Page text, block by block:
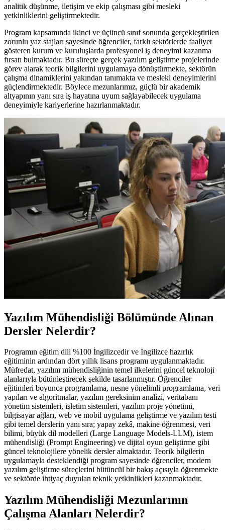
analitik düşünme, iletişim ve ekip çalışması gibi mesleki
yetkinliklerini geliştirmektedir.
Program kapsamında ikinci ve üçüncü sınıf sonunda gerçekleştirilen
zorunlu yaz stajları sayesinde öğrenciler, farklı sektörlerde faaliyet
gösteren kurum ve kuruluşlarda profesyonel iş deneyimi kazanma
fırsatı bulmaktadır. Bu süreçte gerçek yazılım geliştirme projelerinde
görev alarak teorik bilgilerini uygulamaya dönüştürmekte, sektörün
çalışma dinamiklerini yakından tanımakta ve mesleki deneyimlerini
güçlendirmektedir. Böylece mezunlarımız, güçlü bir akademik
altyapının yanı sıra iş hayatına uyum sağlayabilecek uygulama
deneyimiyle kariyerlerine hazırlanmaktadır.
Yazılım Mühendisliği Bölümünde Alınan
Dersler Nelerdir?
Programın eğitim dili %100 İngilizcedir ve İngilizce hazırlık
eğitiminin ardından dört yıllık lisans programı uygulanmaktadır.
Müfredat, yazılım mühendisliğinin temel ilkelerini güncel teknoloji
alanlarıyla bütünleştirecek şekilde tasarlanmıştır. Öğrenciler
eğitimleri boyunca programlama, nesne yönelimli programlama, veri
yapıları ve algoritmalar, yazılım gereksinim analizi, veritabanı
yönetim sistemleri, işletim sistemleri, yazılım proje yönetimi,
bilgisayar ağları, web ve mobil uygulama geliştirme ve yazılım testi
gibi temel derslerin yanı sıra; yapay zekâ, makine öğrenmesi, veri
bilimi, büyük dil modelleri (Large Language Models-LLM), istem
mühendisliği (Prompt Engineering) ve dijital oyun geliştirme gibi
güncel teknolojilere yönelik dersler almaktadır. Teorik bilgilerin
uygulamayla desteklendiği program sayesinde öğrenciler, modern
yazılım geliştirme süreçlerini bütüncül bir bakış açısıyla öğrenmekte
ve sektörde ihtiyaç duyulan teknik yetkinlikleri kazanmaktadır.
Yazılım Mühendisliği Mezunlarının
Çalışma Alanları Nelerdir?